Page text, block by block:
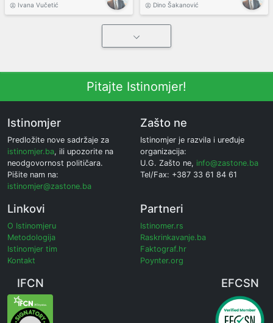
Ivana Vučetić
Dino Šakanović
Pitajte Istinomjer!
Istinomjer
Predložite nove sadržaje za
istinomjer.ba, ili upozorite na
neodgovornost političara.
Pišite nam na:
istinomjer@zastone.ba
Zašto ne
Istinomjer je razvila i uređuje
organizacija:
U.G. Zašto ne, info@zastone.ba
Tel/Fax: +387 33 61 84 61
Linkovi
O Istinomjeru
Metodologija
Istinomjer tim
Kontakt
Partneri
Istinomer.rs
Raskrinkavanje.ba
Faktograf.hr
Poynter.org
IFCN EFCSN